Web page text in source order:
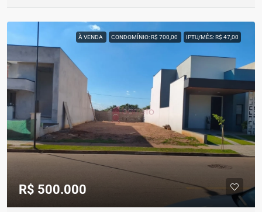
À VENDA CONDOMÍNIO: R$ 700,00 IPTU/MÊS: R$ 47,00
R$ 500.000